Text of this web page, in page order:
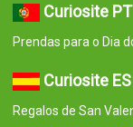
Curiosite PT
Prendas para o Dia
Curiosite ES
Regalos de San